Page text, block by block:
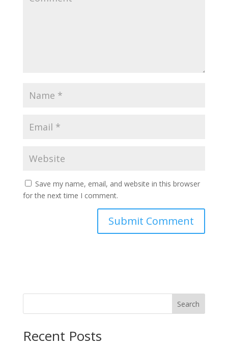
Save my name, email, and website in this browser
for the next time I comment.
Search
Recent Posts